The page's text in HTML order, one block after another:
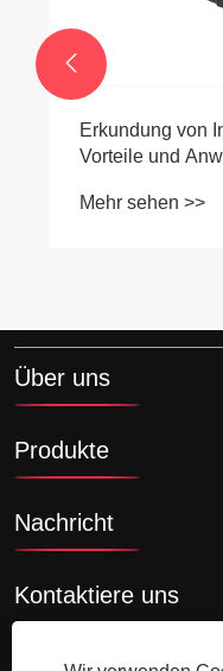
Erkundung von
Vorteile und
Mehr sehen >>

Über uns
Produkte
Nachricht
Kontaktiere uns